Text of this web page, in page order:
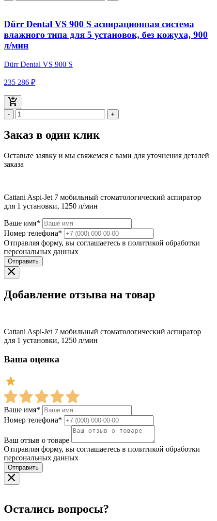
Dürr Dental VS 900 S аспирационная система
влажного типа для 5 установок, без кожуха, 900
л/мин
Dürr Dental VS 900 S
235 286 ₽
- +
Заказ в один клик
Оставьте заявку и мы свяжемся с вами для уточнения деталей
заказа
Cattani Aspi-Jet 7 мобильный стоматологический аспиратор
для 1 установки, 1250 л/мин
Ваше имя*
Номер телефона*
Отправляя форму, вы соглашаетесь в политикой обработки
персональных данных
Отправить
Добавление отзыва на товар
Cattani Aspi-Jet 7 мобильный стоматологический аспиратор
для 1 установки, 1250 л/мин
Ваша оценка
Ваше имя*
Номер телефона*
Ваш отзыв о товаре
Отправляя форму, вы соглашаетесь в политикой обработки
персональных данных
Отправить
Остались вопросы?